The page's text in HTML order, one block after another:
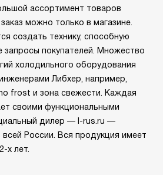
ассортимент товаров
можно только в магазине.
создать технику, способную
покупателей. Множество
холодильного оборудования
Либхер, например,
frost и зона свежести. Каждая
своими функциональными
дилер — l-rus.ru —
всей России. Вся продукция имеет
х лет.